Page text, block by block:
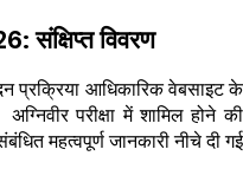
संक्षिप्त विवरण
प्रक्रिया आधिकारिक वेबसाइट के
परीक्षा में शामिल होने की
महत्वपूर्ण जानकारी नीचे दी गई